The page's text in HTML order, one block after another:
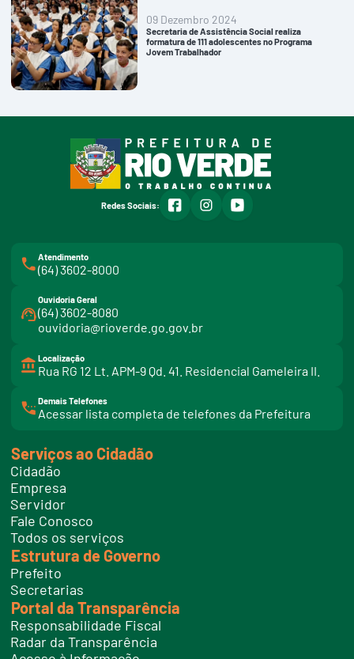
09 Dezembro 2024
Secretaria de Assistência Social realiza
formatura de 111 adolescentes no Programa
Jovem Trabalhador
Redes Sociais: facebookinstagramyoutube
Atendimento
(64) 3602-8000
Ouvidoria Geral
(64) 3602-8080
ouvidoria@rioverde.go.gov.br
Localização
Rua RG 12 Lt. APM-9 Qd. 41. Residencial Gameleira II.
Demais Telefones
Acessar lista completa de telefones da Prefeitura
i
t
e
l
f
o
e
s
Serviços ao Cidadão
Cidadão
Empresa
Servidor
Fale Conosco
Todos os serviços
Estrutura de Governo
Prefeito
Secretarias
Portal da Transparência
Responsabilidade Fiscal
Radar da Transparência